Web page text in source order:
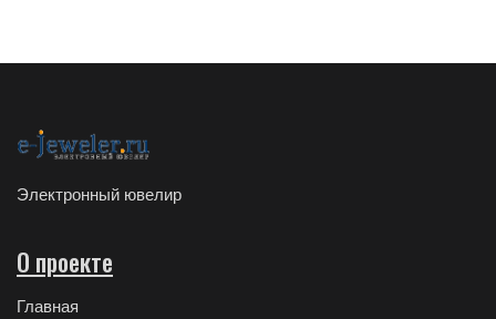
Электронный ювелир
О проекте
Главная